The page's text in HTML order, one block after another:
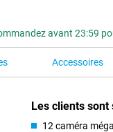
avant 23:59
Accessoires
Les clients
12 caméra